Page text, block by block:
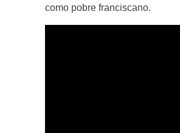
como pobre franciscano.